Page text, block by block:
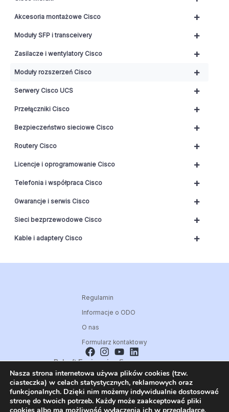
+
Akcesoria montażowe Cisco
+
Moduły SFP i transceivery
+
Zasilacze i wentylatory Cisco
+
Moduły rozszerzeń Cisco
+
Serwery Cisco UCS
+
Przełączniki Cisco
+
Bezpieczeństwo sieciowe Cisco
+
Routery Cisco
+
Licencje i oprogramowanie Cisco
+
Telefonia i współpraca Cisco
+
Gwarancje i serwis Cisco
+
Sieci bezprzewodowe Cisco
+
Kable i adaptery Cisco
Regulamin
Informacje o ODO
O nas
Formularz kontaktowy
Polsoft Engineering Sp. z o.o.
ul. 73 Pułku Piechoty 1, 40-467 Katowice
Skontaktuj się z nami:
32 209 80 39
Nasza strona internetowa używa plików cookies (tzw.
ciasteczka) w celach statystycznych, reklamowych oraz
funkcjonalnych. Dzięki nim możemy indywidualnie dostosować
stronę do twoich potrzeb. Każdy może zaakceptować pliki